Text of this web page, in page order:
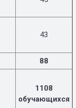
43
88
1108
обучающихся